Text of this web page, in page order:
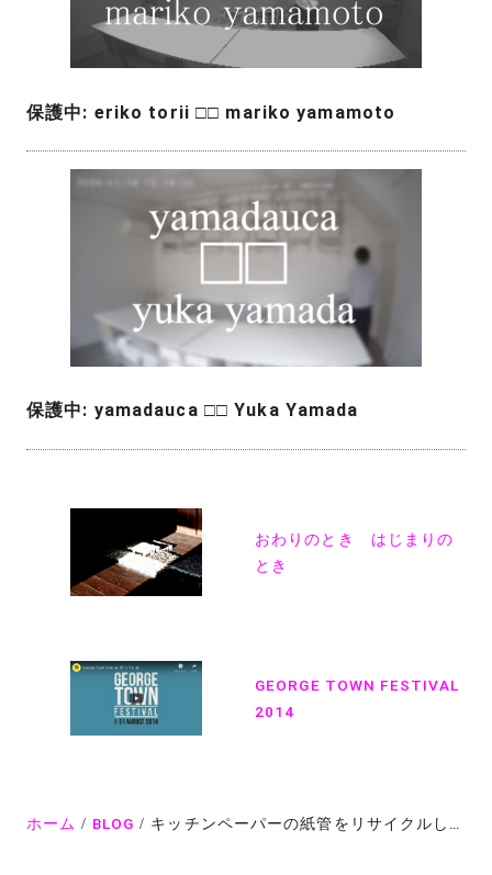
保護中: eriko torii □□ mariko yamamoto
保護中: yamadauca □□ Yuka Yamada
おわりのとき はじまりの
とき
GEORGE TOWN FESTIVAL
2014
ホーム BLOG キッチンペーパーの紙管をリサイクルしてアートに創作